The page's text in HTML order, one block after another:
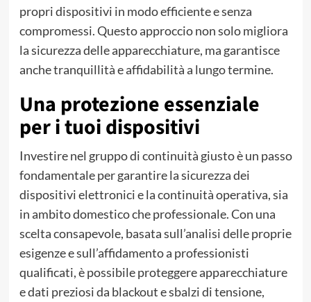
propri dispositivi in modo efficiente e senza
compromessi. Questo approccio non solo migliora
la sicurezza delle apparecchiature, ma garantisce
anche tranquillità e affidabilità a lungo termine.
Una protezione essenziale
per i tuoi dispositivi
Investire nel gruppo di continuità giusto è un passo
fondamentale per garantire la sicurezza dei
dispositivi elettronici e la continuità operativa, sia
in ambito domestico che professionale. Con una
scelta consapevole, basata sull’analisi delle proprie
esigenze e sull’affidamento a professionisti
qualificati, è possibile proteggere apparecchiature
e dati preziosi da blackout e sbalzi di tensione,